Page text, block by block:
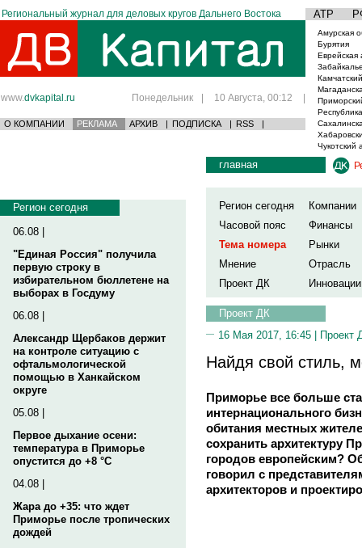
Региональный журнал для деловых кругов Дальнего Востока АТР
www.dvkapital.ru Понедельник | 10 Августа, 00:12 |
О КОМПАНИИ РЕКЛАМА АРХИВ | ПОДПИСКА | RSS |
Амурская
Бурятия
Еврейская
Чукотский
Регион сегодня
06.08 |
"Единая Россия" получила
первую строку в
избирательном бюллетене на
выборах в Госдуму
06.08 |
Александр Щербаков держит
на контроле ситуацию с
офтальмологической
помощью в Ханкайском
округе
05.08 |
Первое дыхание осени:
температура в Приморье
опустится до +8 °C
04.08 |
Жара до +35: что ждет
Приморье после тропических
дождей
главная
Регион сегодня
Компании
Часовой пояс
Финансы
Тема номера
Рынки
Мнение
Отрасль
Проект ДК
Инновации
Проект ДК
16 Мая 2017, 16:45 | Проект
Найдя свой стиль,
Приморье все больше
интернационального
обитания местных
сохранить архитектуру
городов европейским?
говорил с
архитекторов и